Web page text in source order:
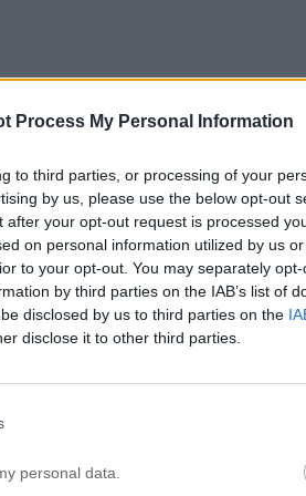
Process My Personal Information
to third parties, or processing of your
by us, please use the below opt-out
your opt-out request is processed
on personal information utilized by us
to your opt-out. You may separately
by third parties on the IAB’s list of
disclosed by us to third parties on the
disclose it to other third parties.
personal data.
ska jag dra ner till Emil för ett